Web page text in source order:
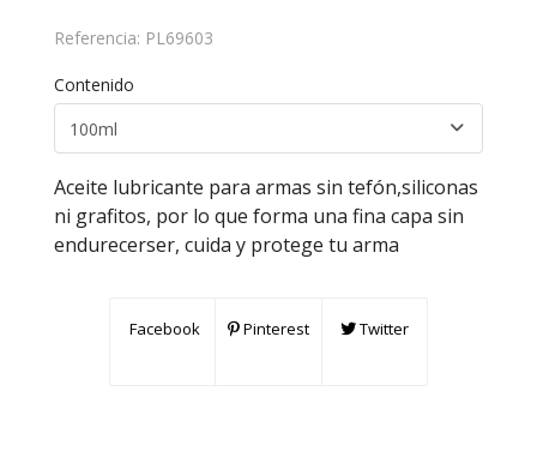
Referencia: PL69603
Contenido
Aceite lubricante para armas sin tefón,siliconas
ni grafitos, por lo que forma una fina capa sin
endurecerser, cuida y protege tu arma
Facebook Pinterest Twitter